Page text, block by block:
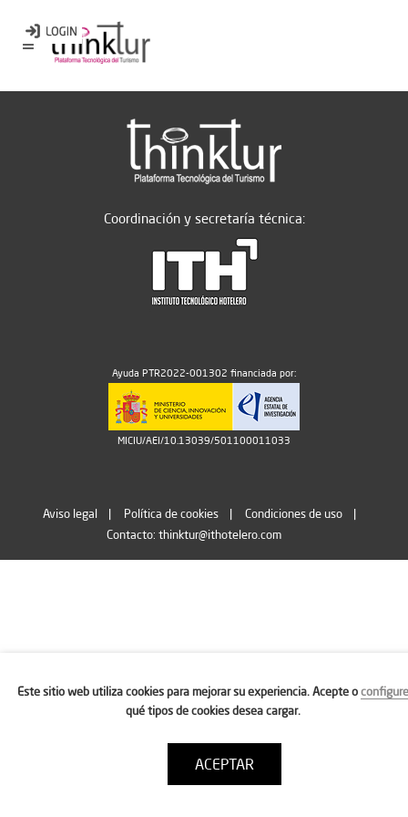
Coordinación y secretaría técnica:
Ayuda PTR2022-001302 financiada por:
MICIU/AEI/10.13039/501100011033
Aviso legal Política de cookies
Condiciones de uso
Contacto: thinktur@ithotelero.com
Este sitio web utiliza cookies para mejorar su experiencia. Acepte oconfigure
qué tipos de cookies desea cargar.
ACEPTAR